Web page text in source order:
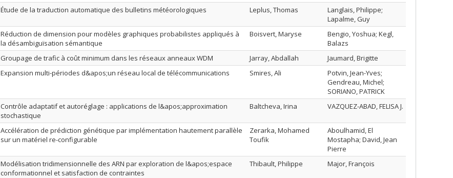
Étude de la traduction automatique des bulletins météorologiques Leplus, Thomas
Langlais, Philippe;
Lapalme, Guy
Réduction de dimension pour modèles graphiques probabilistes appliqués à
la désambiguïsation sémantique
Boisvert, Maryse
Bengio, Yoshua; Kegl,
Balazs
Groupage de trafic à coût minimum dans les réseaux anneaux WDM Jarray, Abdallah
Jaumard, Brigitte
Expansion multi-périodes d&apos;un réseau local de télécommunications Smires, Ali
Potvin, Jean-Yves;
Gendreau, Michel;
SORIANO, PATRICK
Contrôle adaptatif et autoréglage : applications de l&apos;approximation
stochastique
Baltcheva, Irina VAZQUEZ-ABAD, FELISA J.
Accélération de prédiction génétique par implémentation hautement parallèle
sur un matériel re-configurable
Zerarka, Mohamed
Toufik
Aboulhamid, El
Mostapha; David, Jean
Pierre
Modélisation tridimensionnelle des ARN par exploration de l&apos;espace
conformationnel et satisfaction de contraintes
Thibault, Philippe Major, François